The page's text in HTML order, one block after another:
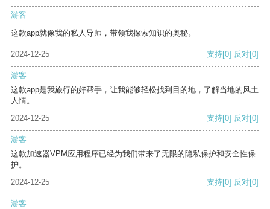
游客
这款app就像我的私人导师，带领我探索知识的奥秘。
2024-12-25 支持[0] 反对[0]
游客
这款app是我旅行的好帮手，让我能够轻松找到目的地，了解当地的风土
人情。
2024-12-25
支持[0] 反对[0]
游客
这款加速器VPM应用程序已经为我们带来了无限的隐私保护和安全性保
护。
2024-12-25
支持[0] 反对[0]
游客